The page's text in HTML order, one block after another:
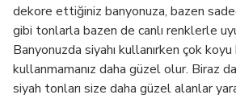
dekore ettiğiniz banyonuza, bazen
gibi tonlarla bazen de canlı renklerle
Banyonuzda siyahı kullanırken çok koyu
kullanmamanız daha güzel olur. Biraz
siyah tonları size daha güzel alanlar